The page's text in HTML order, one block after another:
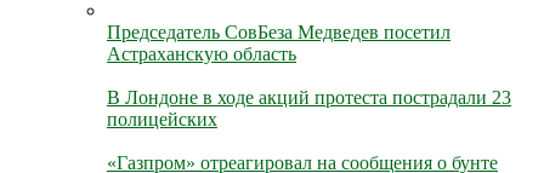
Председатель СовБеза Медведев посетил
Астраханскую область
В Лондоне в ходе акций протеста пострадали 23
полицейских
«Газпром» отреагировал на сообщения о бунте